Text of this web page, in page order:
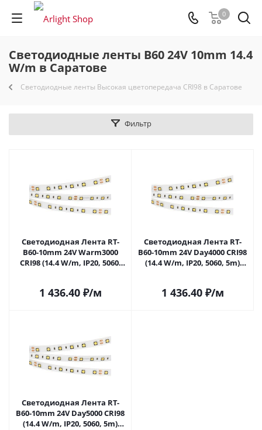
0
Светодиодные ленты B60 24V 10mm 14.4
W/m в Саратове
Светодиодные ленты Высокая цветопередача CRI98 в Саратове
Фильтр
Светодиодная Лента RT-
B60-10mm 24V Warm3000
CRI98 (14.4 W/m, IP20, 5060,
1 436.40₽/м
Светодиодная Лента RT-
B60-10mm 24V Day4000 CRI98
(14.4 W/m, IP20, 5060, 5m)
1 436.40₽/м
Светодиодная Лента RT-
B60-10mm 24V Day5000 CRI98
(14.4 W/m, IP20, 5060, 5m)